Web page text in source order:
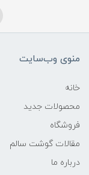
منوی وب‌سایت
خانه
محصولات جدید
فروشگاه
مقالات گوشت سالم
درباره ما